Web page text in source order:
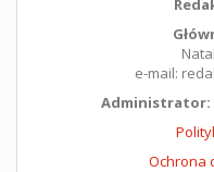
e-mail:
Administrator:
Ochrona